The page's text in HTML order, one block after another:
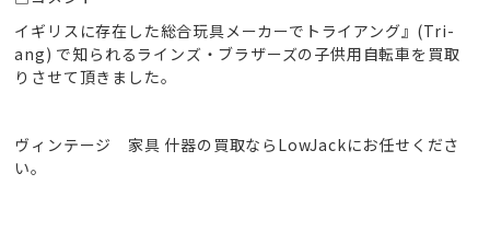
イギリスに存在した総合玩具メーカーでトライアング』(Tri-
ang) で知られるラインズ・ブラザーズの子供用自転車を買取
りさせて頂きました。
ヴィンテージ 家具 什器の買取ならLowJackにお任せくださ
い。